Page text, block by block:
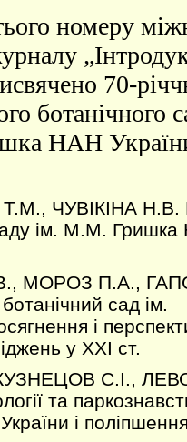
номеру
70-
ботанічного
НАН
ЧУВIКIНА Н.В.
ім. М.М. Гришка
МОРОЗ П.А.,
сад ім.
і
у ХХІ ст.
С.І.,
та
і